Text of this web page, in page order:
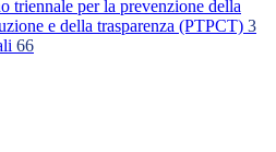
triennale per la prevenzione della
e della trasparenza (PTPCT) 3
66